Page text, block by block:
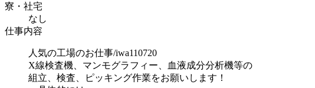
寮・社宅
なし
仕事内容
人気の工場のお仕事/iwa110720
X線検査機、マンモグラフィー、血液成分分析機等の
組立、検査、ピッキング作業をお願いします！